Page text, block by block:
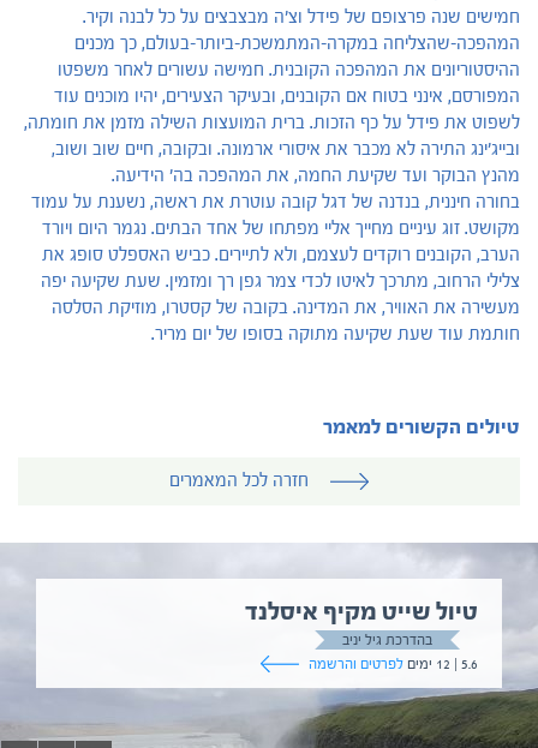
חמישים שנה פרצופם של פידל וצ'ה מבצבצים על כל לבנה וקיר.
המהפכה-שהצליחה במקרה-המתמשכת-ביותר-בעולם, כך מכנים
ההיסטוריונים את המהפכה הקובנית. חמישה עשורים לאחר משפטו
המפורסם, אינני בטוח אם הקובנים, ובעיקר הצעירים, יהיו מוכנים עוד
לשפוט את פידל על כף הזכות. ברית המועצות השילה מזמן את חומתה,
ובייג'ינג התירה לא מכבר את איסורי ארמונה. ובקובה, חיים שוב ושוב,
מהנץ הבוקר ועד שקיעת החמה, את המהפכה בה' הידיעה.
בחורה חיננית, בנדנה של דגל קובה עוטרת את ראשה, נשענת על עמוד
מקושט. זוג עיניים מחייך אליי מפתחו של אחד הבתים. נגמר היום ויורד
הערב, הקובנים רוקדים לעצמם, ולא לתיירים. כביש האספלט סופג את
צלילי הרחוב, מתרכך לאיטו לכדי צמר גפן רך ומזמין. שעת שקיעה יפה
מעשירה את האוויר, את המדינה. בקובה של קסטרו, מוזיקת הסלסה
חותמת עוד שעת שקיעה מתוקה בסופו של יום מריר.
טיולים הקשורים למאמר
חזרה לכל המאמרים
טיול שייט מקיף איסלנד
בהדרכת גיל יניב
5.6 | 12 ימים
לפרטים והרשמה